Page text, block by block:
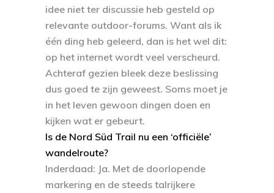
idee niet ter discussie heb gesteld op
relevante outdoor-forums. Want als ik
één ding heb geleerd, dan is het wel dit:
op het internet wordt veel verscheurd.
Achteraf gezien bleek deze beslissing
dus goed te zijn geweest. Soms moet je
in het leven gewoon dingen doen en
kijken wat er gebeurt.
Is de Nord Süd Trail nu een ‘officiële’
wandelroute?
Inderdaad: Ja. Met de doorlopende
markering en de steeds talrijkere